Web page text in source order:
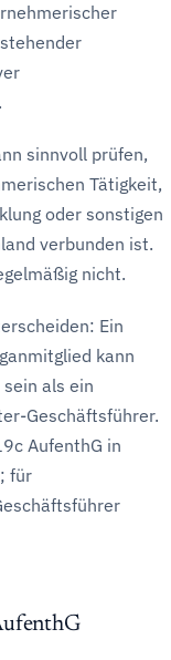
sinnvoll prüfen,
Tätigkeit,
oder sonstigen
verbunden ist.
nicht.
Ein
kann
als ein
Geschäftsführer.
AufenthG in
für